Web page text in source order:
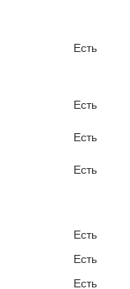
Есть
Есть
Есть
Есть
Есть
Есть
Есть